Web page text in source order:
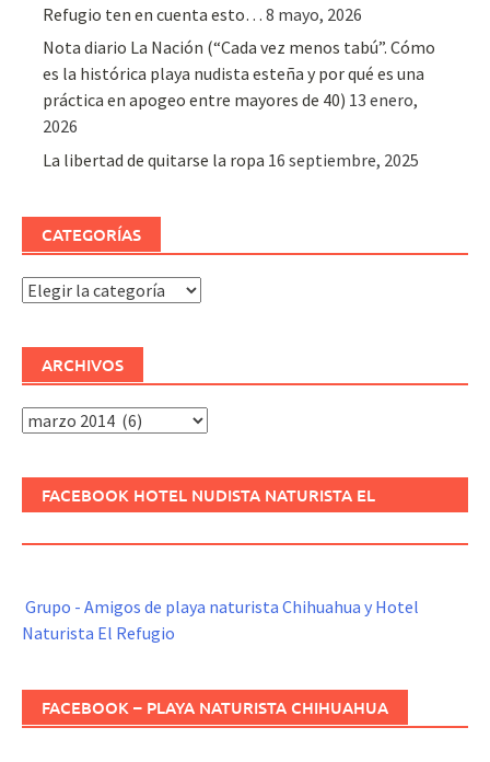
Refugio ten en cuenta esto… 8 mayo, 2026
Nota diario La Nación (“Cada vez menos tabú”. Cómo
es la histórica playa nudista esteña y por qué es una
práctica en apogeo entre mayores de 40) 13 enero,
2026
La libertad de quitarse la ropa 16 septiembre, 2025
CATEGORÍAS
Categorías
ARCHIVOS
Archivos
FACEBOOK HOTEL NUDISTA NATURISTA EL
Grupo - Amigos de playa naturista Chihuahua y Hotel
Naturista El Refugio
FACEBOOK – PLAYA NATURISTA CHIHUAHUA